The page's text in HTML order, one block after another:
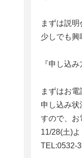
まずは説明
少しでも興
『申し込み
まずはお電
申し込み状
すので、お
11/28(土)
TEL:0532-